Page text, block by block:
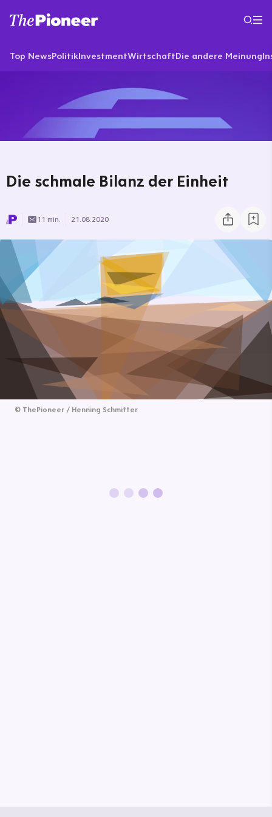
Top NewsPolitikInvestmentWirtschaftDie andere Meinung
Die schmale Bilanz der Einheit
11 min. 21.08.2020
© ThePioneer / Henning Schmitter